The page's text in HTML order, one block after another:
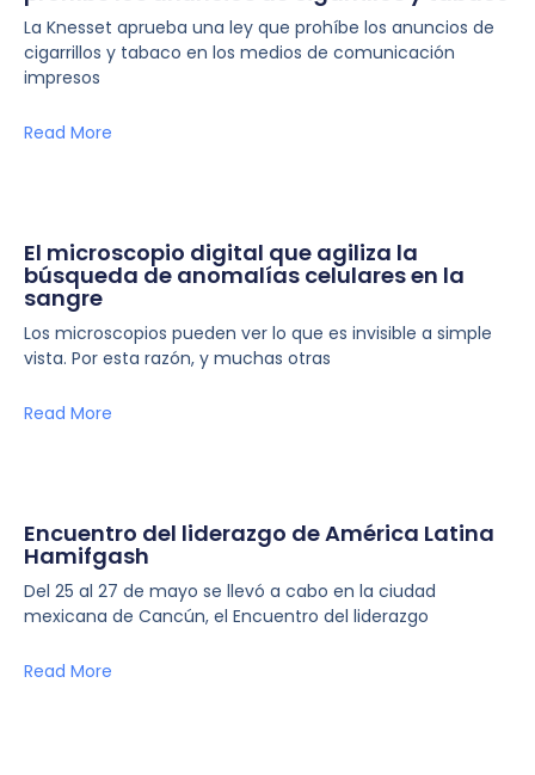
La Knesset aprueba una ley que prohíbe los anuncios de
cigarrillos y tabaco en los medios de comunicación
impresos
Read More
El microscopio digital que agiliza la
búsqueda de anomalías celulares en la
sangre
Los microscopios pueden ver lo que es invisible a simple
vista. Por esta razón, y muchas otras
Read More
Encuentro del liderazgo de América Latina
Hamifgash
Del 25 al 27 de mayo se llevó a cabo en la ciudad
mexicana de Cancún, el Encuentro del liderazgo
Read More